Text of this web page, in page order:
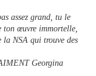
assez grand, tu le
ton œuvre immortelle,
la NSA qui trouve des
Georgina